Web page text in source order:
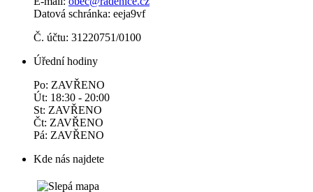
Datová schránka: eeja9vf
Č. účtu: 31220751/0100
Úřední hodiny
Po: ZAVŘENO
Út: 18:30 - 20:00
St: ZAVŘENO
Čt: ZAVŘENO
Pá: ZAVŘENO
Kde nás najdete